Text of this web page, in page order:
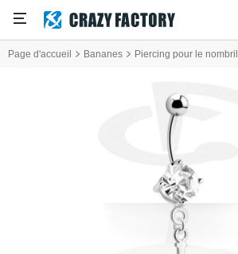
Page d'accueil Bananes Piercing pour le